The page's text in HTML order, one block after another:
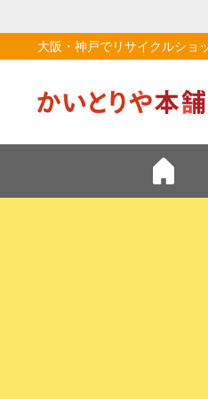
大阪・神戸でリサイクルショ